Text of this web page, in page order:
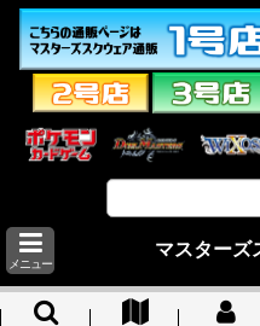
メニュー
マスターズ